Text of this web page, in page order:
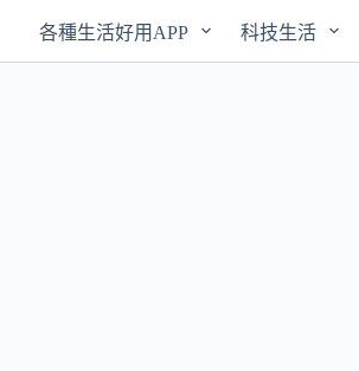
各種生活好用APP 科技生活